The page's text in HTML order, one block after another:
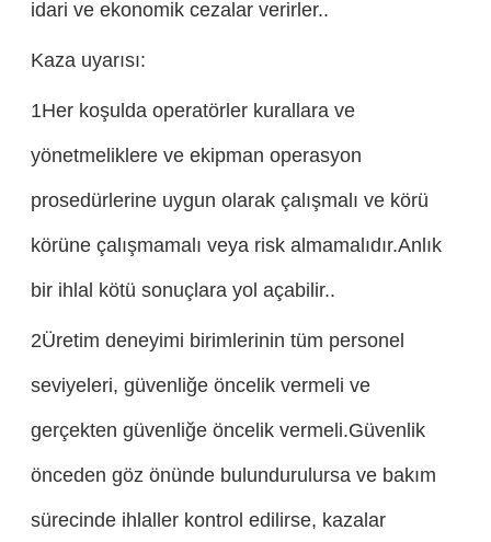
idari ve ekonomik cezalar verirler..
Kaza uyarısı:
1Her koşulda operatörler kurallara ve
yönetmeliklere ve ekipman operasyon
prosedürlerine uygun olarak çalışmalı ve körü
körüne çalışmamalı veya risk almamalıdır.Anlık
bir ihlal kötü sonuçlara yol açabilir..
2Üretim deneyimi birimlerinin tüm personel
seviyeleri, güvenliğe öncelik vermeli ve
gerçekten güvenliğe öncelik vermeli.Güvenlik
önceden göz önünde bulundurulursa ve bakım
sürecinde ihlaller kontrol edilirse, kazalar